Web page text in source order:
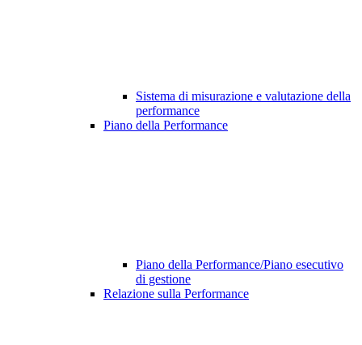
Sistema di misurazione e valutazione della
performance
Piano della Performance
Piano della Performance/Piano esecutivo
di gestione
Relazione sulla Performance